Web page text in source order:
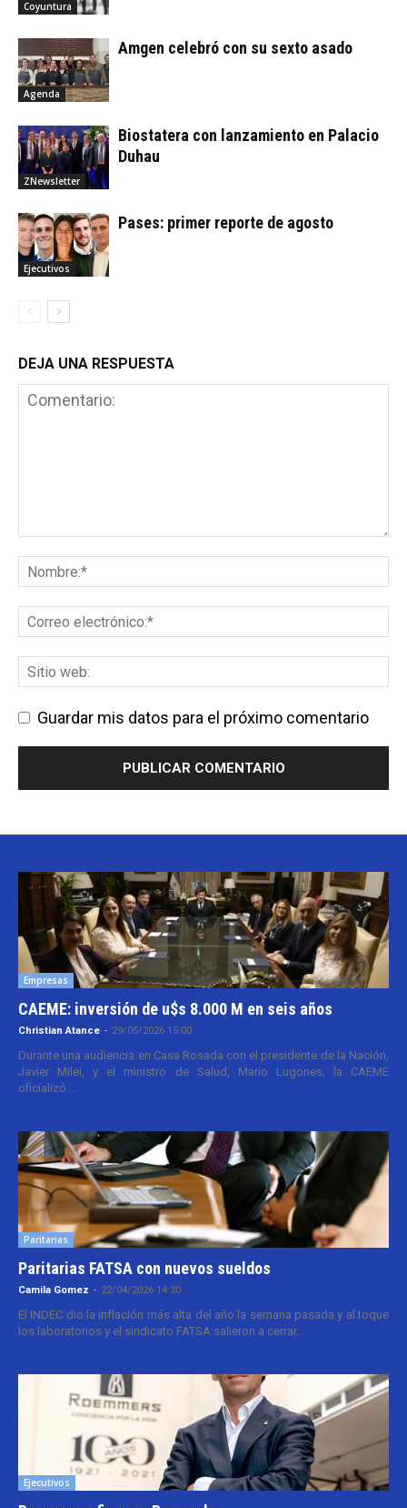
Coyuntura
Agenda
Amgen celebró con su sexto asado
ZNewsletter
Biostatera con lanzamiento en Palacio
Duhau
Ejecutivos
Pases: primer reporte de agosto
DEJA UNA RESPUESTA
Guardar mis datos para el próximo comentario
Empresas
CAEME: inversión de u$s 8.000 M en seis años
Christian Atance - 29/05/2026 15:00
Durante una audiencia en Casa Rosada con el presidente de la Nación,
Javier Milei, y el ministro de Salud, Mario Lugones, la CAEME
oficializó...
Paritarias
Paritarias FATSA con nuevos sueldos
Camila Gomez - 22/04/2026 14:30
El INDEC dio la inflación más alta del año la semana pasada y al toque
los laboratorios y el sindicato FATSA salieron a cerrar...
Ejecutivos